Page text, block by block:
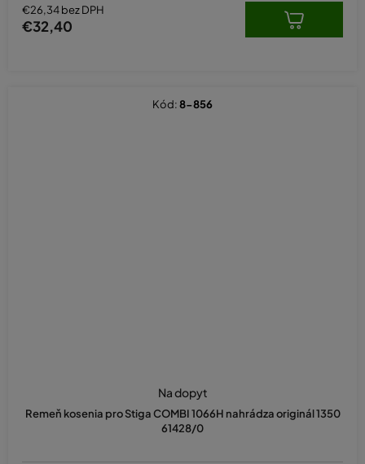
€26,34 bez DPH
€32,40
Remeň kosenia pro Stiga COMBI 1066H nahrádza originál 1350
61428/0
Na dopyt
Kód:8-856